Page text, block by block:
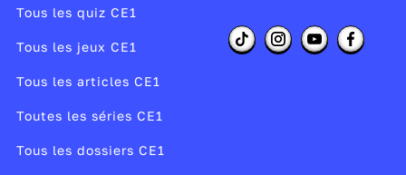
Tous les quiz CE1
Tous les jeux CE1
Tous les articles CE1
Toutes les séries CE1
Tous les dossiers CE1